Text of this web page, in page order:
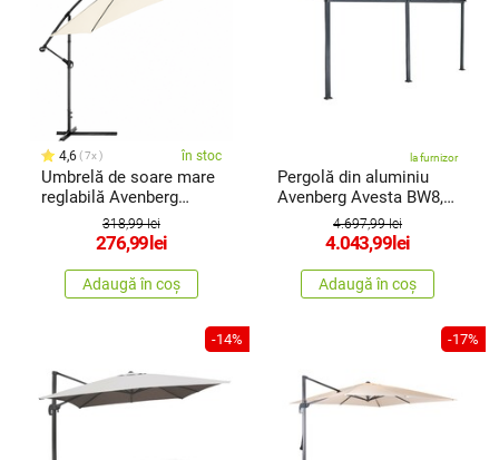
4,6 7x în stoc
Umbrelă de soare mare
reglabilă Avenberg
Sunny 300, bej deschis
318,99 lei
276,99 lei
Adaugă în coș
la furnizor
Pergolă din aluminiu
Avenberg Avesta BW8, 5
4.697,99 lei
4.043,99 lei
Adaugă în coș
-14% -17%